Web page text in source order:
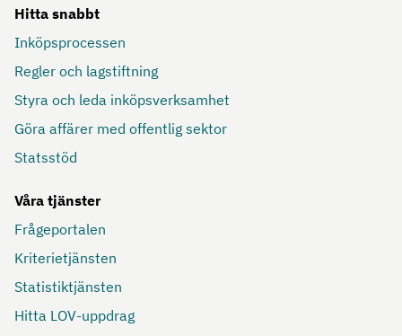
Hitta snabbt
Inköpsprocessen
Regler och lagstiftning
Styra och leda inköpsverksamhet
Göra affärer med offentlig sektor
Statsstöd
Våra tjänster
Frågeportalen
Kriterietjänsten
Statistiktjänsten
Hitta LOV-uppdrag